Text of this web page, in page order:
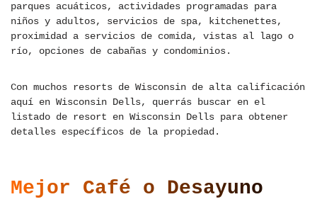
parques acuáticos, actividades programadas para
niños y adultos, servicios de spa, kitchenettes,
proximidad a servicios de comida, vistas al lago o
río, opciones de cabañas y condominios.
Con muchos resorts de Wisconsin de alta calificación
aquí en Wisconsin Dells, querrás buscar en el
listado de resort en Wisconsin Dells para obtener
detalles específicos de la propiedad.
Mejor Café o Desayuno